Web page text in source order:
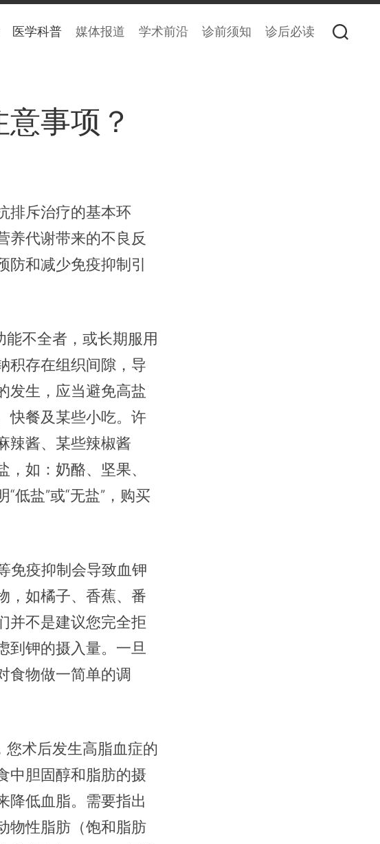
医学科普 媒体报道 学术前沿 诊前须知 诊后必读
事项？
排斥治疗的基本环
养代谢带来的不良反
和减少免疫抑制引
不全者，或长期服用
积存在组织间隙，导
发生，应当避免高盐
快餐及某些小吃。许
辣酱、某些辣椒酱
如：奶酪、坚果、
低盐”或“无盐”，购买
免疫抑制会导致血钾
，如橘子、香蕉、番
并不是建议您完全拒
到钾的摄入量。一旦
食物做一简单的调
术后发生高脂血症的
中胆固醇和脂肪的摄
降低血脂。需要指出
物性脂肪（饱和脂肪